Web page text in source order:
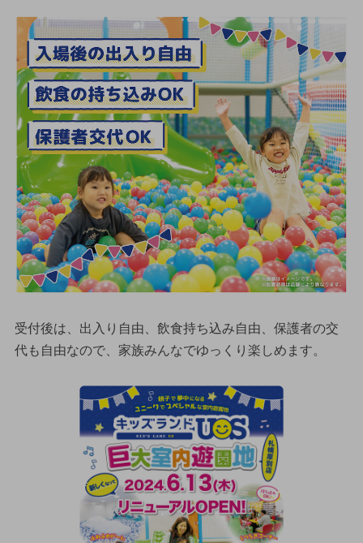
受付後は、出入り自由、飲食持ち込み自由、保護者の交
代も自由なので、家族みんなでゆっくり楽しめます。